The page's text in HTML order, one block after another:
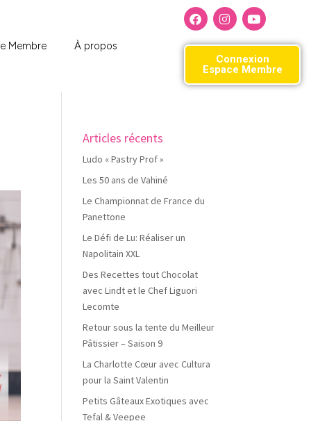
Membre
À propos
Connexion
Espace Membre
Articles récents
Ludo « Pastry Prof »
Les 50 ans de Vahiné
Le Championnat de France du
Panettone
Le Défi de Lu: Réaliser un
Napolitain XXL
Des Recettes tout Chocolat
avec Lindt et le Chef Liguori
Lecomte
Retour sous la tente du Meilleur
Pâtissier – Saison 9
La Charlotte Cœur avec Cultura
pour la Saint Valentin
Petits Gâteaux Exotiques avec
Tefal & Veepee